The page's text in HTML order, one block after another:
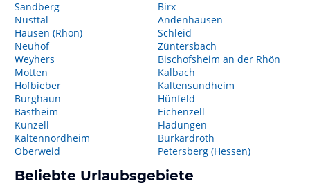
Sandberg
Nüsttal
Hausen (Rhön)
Neuhof
Weyhers
Motten
Hofbieber
Burghaun
Bastheim
Künzell
Kaltennordheim
Oberweid
Birx
Andenhausen
Schleid
Züntersbach
Bischofsheim an der Rhön
Kalbach
Kaltensundheim
Hünfeld
Eichenzell
Fladungen
Burkardroth
Petersberg (Hessen)
Beliebte Urlaubsgebiete